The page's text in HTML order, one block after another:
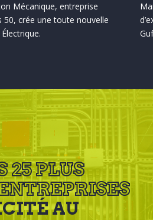
Mécanique, entreprise
50, crée une toute nouvelle
25 PLUS
AU